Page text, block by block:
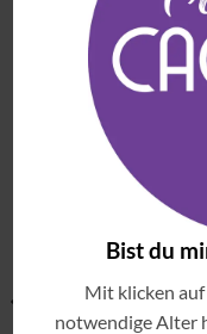
Bist du
Mit klicken auf
notwendige Alter
ÄHNLICHE